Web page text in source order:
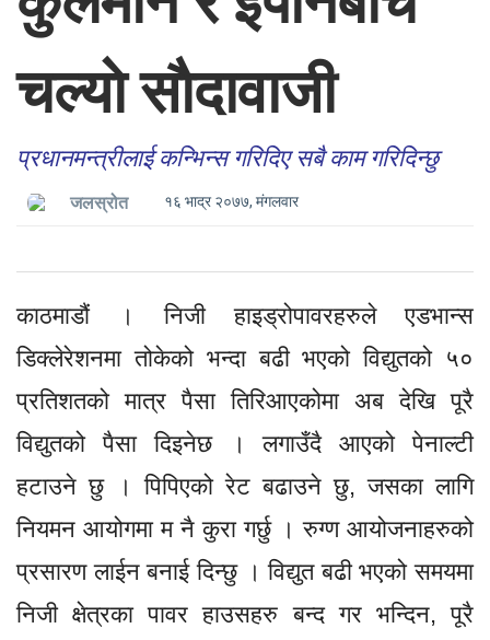
चल्याे साैदावाजी
प्रधानमन्त्रीलाई कन्भिन्स गरिदिए सबै काम गरिदिन्छु
जलस्रोत १६ भाद्र २०७७, मंगलवार
काठमाडौं । निजी हाइड्रोपावरहरुले एडभान्स
डिक्लेरेशनमा तोकेको भन्दा बढी भएको विद्युतको ५०
प्रतिशतको मात्र पैसा तिरिआएकोमा अब देखि पूरै
विद्युतको पैसा दिइनेछ । लगाउँदै आएको पेनाल्टी
हटाउने छु । पिपिएको रेट बढाउने छु, जसका लागि
नियमन आयोगमा म नै कुरा गर्छु । रुग्ण आयोजनाहरुको
प्रसारण लाईन बनाई दिन्छु । विद्युत बढी भएको समयमा
निजी क्षेत्रका पावर हाउसहरु बन्द गर भन्दिन, पूरै